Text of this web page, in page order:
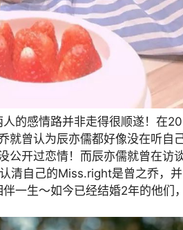
的感情路并非走得很顺遂！在
就曾认为辰亦儒都好像没在听自
公开过恋情！而辰亦儒就曾在访
清自己的Miss.right是曾之乔，
一生～如今已经结婚2年的他们